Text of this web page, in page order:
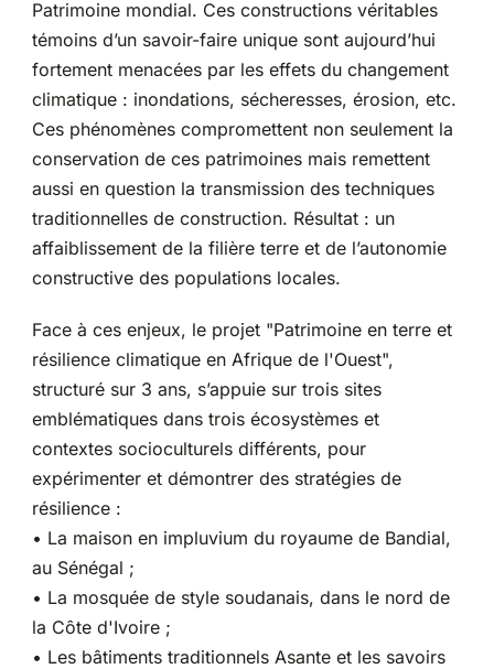
Patrimoine mondial. Ces constructions véritables
témoins d’un savoir-faire unique sont aujourd’hui
fortement menacées par les effets du changement
climatique : inondations, sécheresses, érosion, etc.
Ces phénomènes compromettent non seulement la
conservation de ces patrimoines mais remettent
aussi en question la transmission des techniques
traditionnelles de construction. Résultat : un
affaiblissement de la filière terre et de l’autonomie
constructive des populations locales.
Face à ces enjeux, le projet "Patrimoine en terre et
résilience climatique en Afrique de l'Ouest",
structuré sur 3 ans, s’appuie sur trois sites
emblématiques dans trois écosystèmes et
contextes socioculturels différents, pour
expérimenter et démontrer des stratégies de
résilience :
• La maison en impluvium du royaume de Bandial,
au Sénégal ;
• La mosquée de style soudanais, dans le nord de
la Côte d'Ivoire ;
• Les bâtiments traditionnels Asante et les savoirs